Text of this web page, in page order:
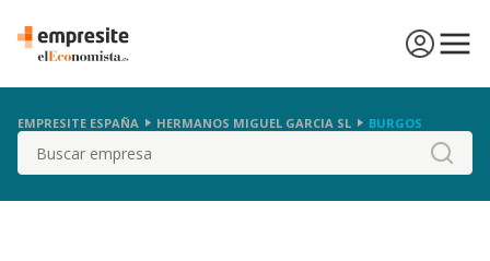
EMPRESITE ESPAÑA HERMANOS MIGUEL GARCIA SL BURGOS
Buscar